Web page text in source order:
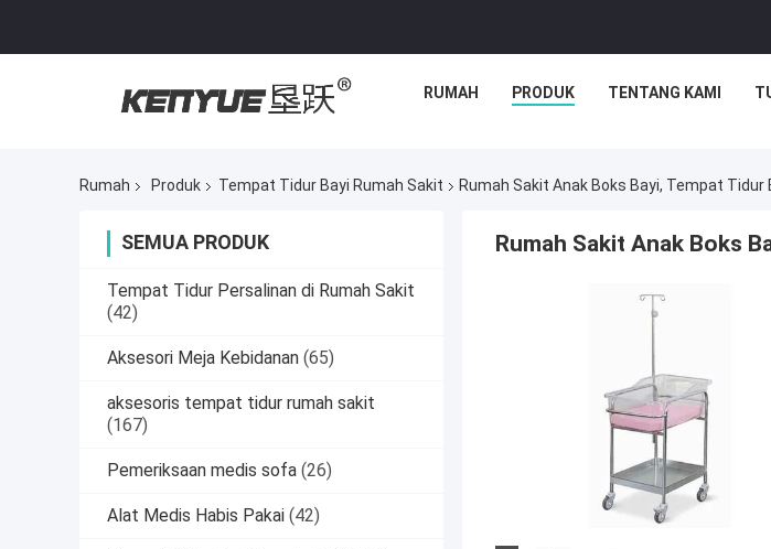
RUMAH PRODUK TENTANG KAMI
Rumah Produk Tempat Tidur Bayi Rumah Sakit Rumah Sakit Anak Boks Bayi, Tempat Tidur
SEMUA PRODUK
Tempat Tidur Persalinan di Rumah Sakit
(42)
Aksesori Meja Kebidanan (65)
aksesoris tempat tidur rumah sakit
(167)
Pemeriksaan medis sofa (26)
Alat Medis Habis Pakai (42)
Rumah Sakit Anak Boks